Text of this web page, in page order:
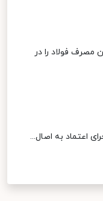
فولاد را در
اعتماد به اصال...